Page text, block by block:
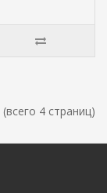
4 страниц)